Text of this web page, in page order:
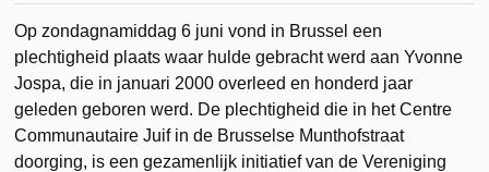
Op zondagnamiddag 6 juni vond in Brussel een
plechtigheid plaats waar hulde gebracht werd aan Yvonne
Jospa, die in januari 2000 overleed en honderd jaar
geleden geboren werd. De plechtigheid die in het Centre
Communautaire Juif in de Brusselse Munthofstraat
doorging, is een gezamenlijk initiatief van de Vereniging